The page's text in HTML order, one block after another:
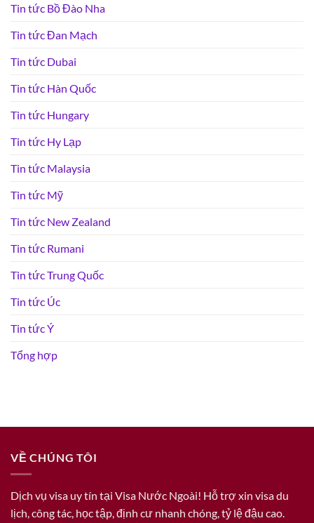
Tin tức Bồ Đào Nha
Tin tức Đan Mạch
Tin tức Dubai
Tin tức Hàn Quốc
Tin tức Hungary
Tin tức Hy Lạp
Tin tức Malaysia
Tin tức Mỹ
Tin tức New Zealand
Tin tức Rumani
Tin tức Trung Quốc
Tin tức Úc
Tin tức Ý
Tổng hợp
VỀ CHÚNG TÔI
Dịch vụ visa uy tín tại Visa Nước Ngoài! Hỗ trợ xin visa du
lịch, công tác, học tập, định cư nhanh chóng, tỷ lệ đậu cao.